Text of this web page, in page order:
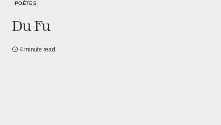
POÈTES
Du Fu
4 minute read